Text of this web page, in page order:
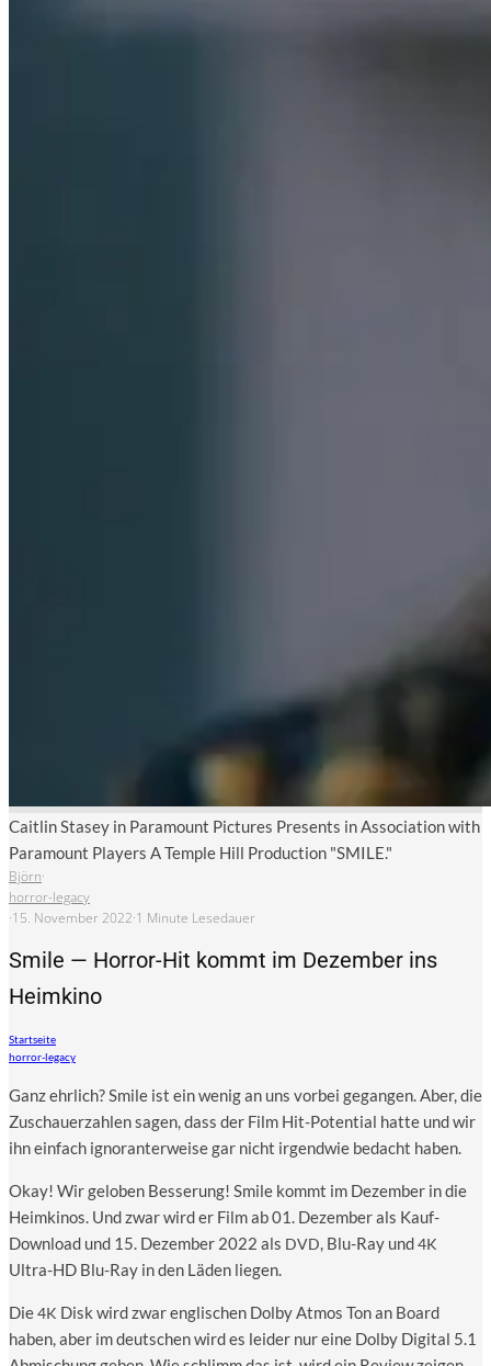
Caitlin Stasey in Paramount Pictures Presents in Association with
Paramount Players A Temple Hill Production "SMILE."
Björn·
horror-legacy
·15. November 2022·1 Minute Lesedauer
Smile — Horror-Hit kommt im Dezember ins
Heimkino
Startseite
horror-legacy
Ganz ehr­lich? Smi­le ist ein wenig an uns vor­bei gegan­gen. Aber, die
Zuschau­er­zah­len sagen, dass der Film Hit-Poten­ti­al hat­te und wir
ihn ein­fach igno­ran­ter­wei­se gar nicht irgend­wie bedacht haben.
Okay! Wir gelo­ben Bes­se­rung! Smi­le kommt im Dezem­ber in die
Heim­ki­nos. Und zwar wird er Film ab 01. Dezem­ber als Kauf-
Down­load und 15. Dezem­ber 2022 als DVD, Blu-Ray und4K
Ultra-HD Blu-Ray in den Läden liegen.
Die4K Disk wird zwar eng­li­schen Dol­by Atmos Ton an Board
haben, aber im deut­schen wird es lei­der nur eine Dol­by Digi­tal 5.1